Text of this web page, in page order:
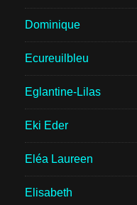
Dominique
Ecureuilbleu
Eglantine-Lilas
Eki Eder
Eléa Laureen
Elisabeth